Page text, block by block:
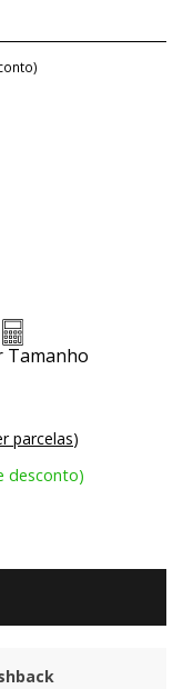
Tamanho
parcelas
desconto